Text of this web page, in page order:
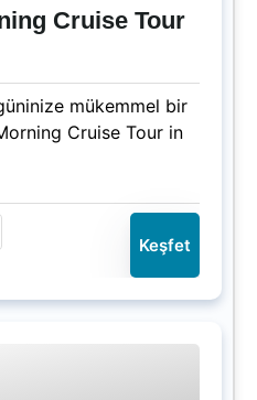
Cruise Tour
mükemmel bir
Cruise Tour in
Keşfet